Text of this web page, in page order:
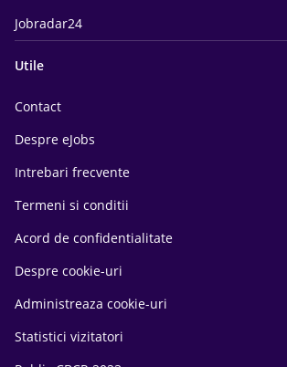
Jobradar24
Utile
Contact
Despre eJobs
Intrebari frecvente
Termeni si conditii
Acord de confidentialitate
Despre cookie-uri
Administreaza cookie-uri
Statistici vizitatori